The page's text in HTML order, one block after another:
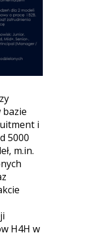
i
5000
m.in.
H4H w